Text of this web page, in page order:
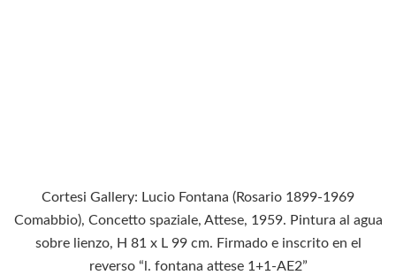
Cortesi Gallery: Lucio Fontana (Rosario 1899-1969
Comabbio), Concetto spaziale, Attese, 1959. Pintura al agua
sobre lienzo, H 81 x L 99 cm. Firmado e inscrito en el
reverso “l. fontana attese 1+1-AE2”